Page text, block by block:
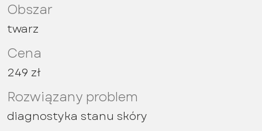
Obszar
twarz
Cena
249 zł
Rozwiązany problem
diagnostyka stanu skóry